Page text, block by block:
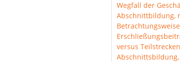
Wegfall der
Abschnittbildung,
Betrachtungsweise
versus